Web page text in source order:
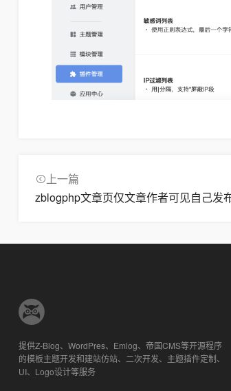
上一篇
zblogphp文章页仅文章作者可见自己
提供Z-Blog、WordPres、Emlog、帝国CMS等开源程序
的模板主题开发和建站仿站、二次开发、主题插件定制、
UI、Logo设计等服务